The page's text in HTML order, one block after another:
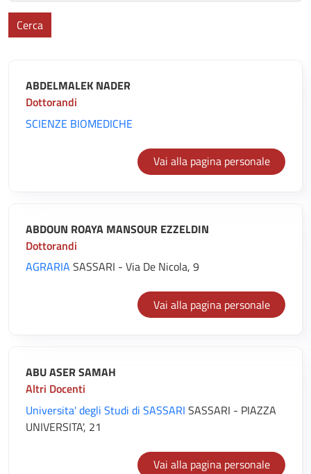
Cerca
ABDELMALEK NADER
Dottorandi
SCIENZE BIOMEDICHE
Vai alla pagina personale
ABDOUN ROAYA MANSOUR EZZELDIN
Dottorandi
AGRARIA SASSARI - Via De Nicola, 9
Vai alla pagina personale
ABU ASER SAMAH
Altri Docenti
Universita' degli Studi di SASSARI SASSARI - PIAZZA
UNIVERSITA', 21
Vai alla pagina personale